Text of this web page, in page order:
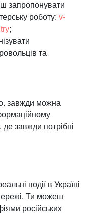
запропонувати
роботу: v-
;
та
завжди можна
завжди потрібні
події в Україні
Ти можеш
російських